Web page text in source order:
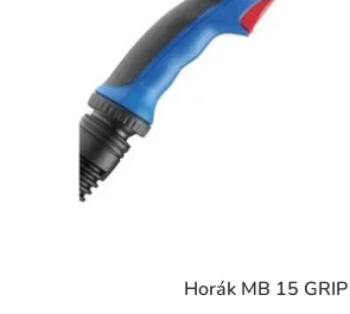
Horák MB 15 GRIP
hodnotenie